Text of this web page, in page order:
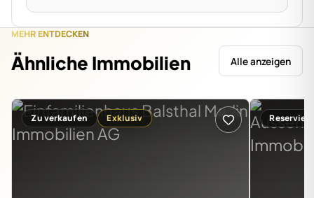
MEHR ENTDECKEN
Ähnliche Immobilien Alle anzeigen
Zu verkaufen Exklusiv Reserviert